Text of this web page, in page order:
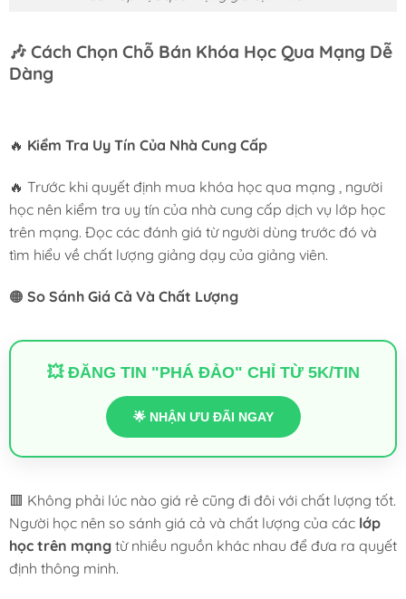
🎶 Cách Chọn Chỗ Bán Khóa Học Qua Mạng Dễ
Dàng
🔥 Kiểm Tra Uy Tín Của Nhà Cung Cấp
🔥 Trước khi quyết định mua khóa học qua mạng , người
học nên kiểm tra uy tín của nhà cung cấp dịch vụ lớp học
trên mạng. Đọc các đánh giá từ người dùng trước đó và
tìm hiểu về chất lượng giảng dạy của giảng viên.
🟠 So Sánh Giá Cả Và Chất Lượng
💥 ĐĂNG TIN "PHÁ ĐẢO" CHỈ TỪ 5K/TIN
🌟 NHẬN ƯU ĐÃI NGAY
🟥 Không phải lúc nào giá rẻ cũng đi đôi với chất lượng tốt.
Người học nên so sánh giá cả và chất lượng của các lớp
học trên mạng từ nhiều nguồn khác nhau để đưa ra quyết
định thông minh.